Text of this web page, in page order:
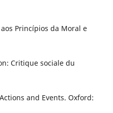
Princípios da Moral e
Critique sociale du
and Events. Oxford: